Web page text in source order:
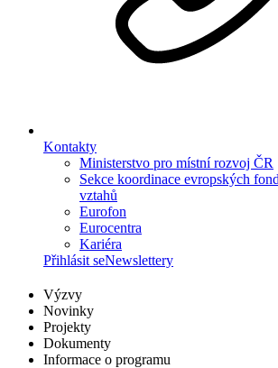
Kontakty
Ministerstvo pro místní rozvoj ČR
Sekce koordinace evropských
vztahů
Eurofon
Eurocentra
Kariéra
Přihlásit seNewslettery
Výzvy
Novinky
Projekty
Dokumenty
Informace o programu